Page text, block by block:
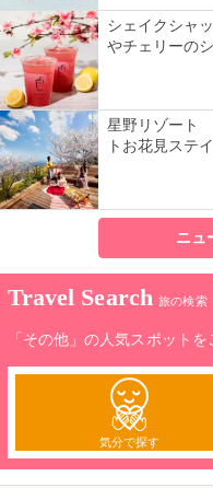
シェイクシャ
やチェリーの
星野リゾート
トお花見ステ
ニュ
Travel Search 旅の検索
「その他」の人気スポット
気分で探す